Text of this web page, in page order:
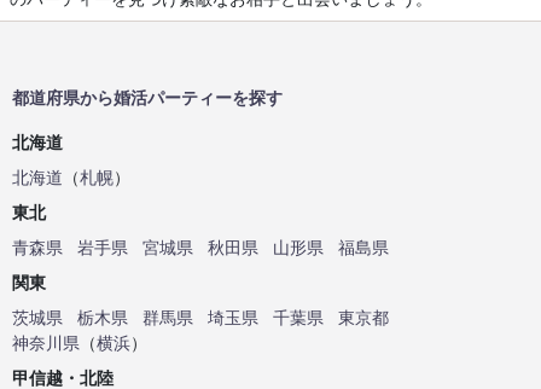
都道府県から婚活パーティーを探す
北海道
北海道 （札幌）
東北
青森県
岩手県 宮城県 秋田県 山形県
福島県
関東
茨城県
栃木県 群馬県 埼玉県 千葉県
東京都
神奈川県 （横浜）
甲信越・北陸